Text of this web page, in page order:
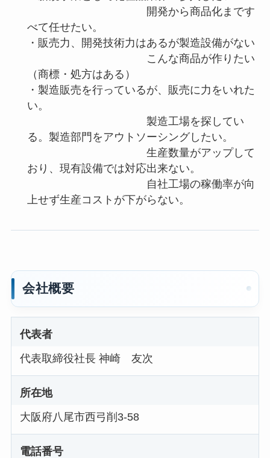
開発から商品化まです
べて任せたい。
・販売力、開発技術力はあるが製造設備がない
こんな商品が作りたい
（商標・処方はある）
・製造販売を行っているが、販売に力をいれた
い。
製造工場を探してい
る。製造部門をアウトソーシングしたい。
生産数量がアップして
おり、現有設備では対応出来ない。
自社工場の稼働率が向
上せず生産コストが下がらない。
会社概要
代表者
代表取締役社長 神崎 友次
所在地
大阪府八尾市西弓削3-58
電話番号